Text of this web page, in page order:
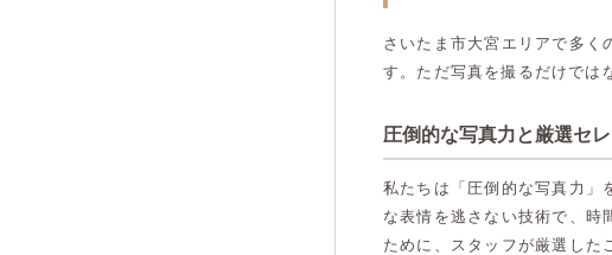
さいたま市大宮エリアで多く
す。ただ写真を撮るだけでは
圧倒的な写真力と厳選セ
私たちは「圧倒的な写真力」
な表情を逃さない技術で、時
ために、スタッフが厳選した